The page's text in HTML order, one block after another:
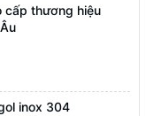
cấp thương hiệu
inox 304